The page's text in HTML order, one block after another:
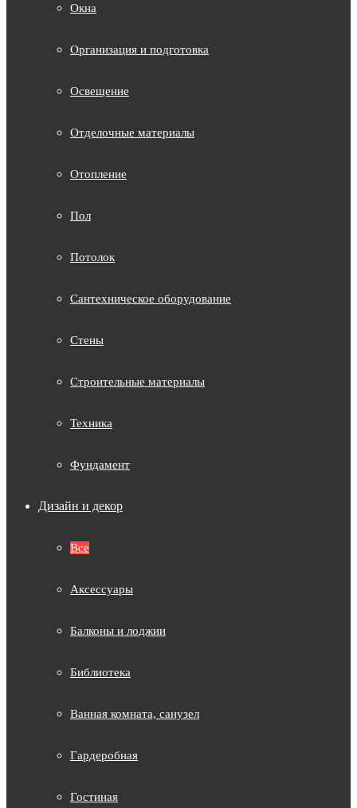
Окна
Организация и подготовка
Освещение
Отделочные материалы
Отопление
Пол
Потолок
Сантехническое оборудование
Стены
Строительные материалы
Техника
Фундамент
Дизайн и декор
Все
Аксессуары
Балконы и лоджии
Библиотека
Ванная комната, санузел
Гардеробная
Гостиная